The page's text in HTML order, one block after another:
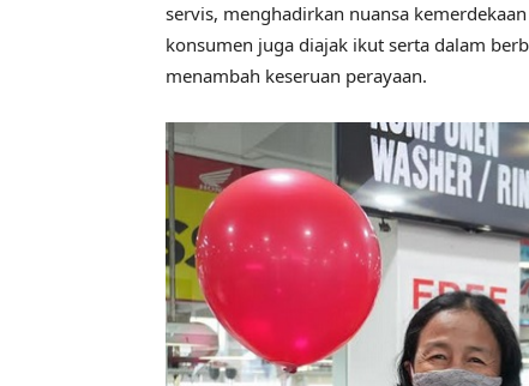
servis, menghadirkan nuansa
konsumen juga diajak ikut serta dalam
menambah keseruan perayaan.